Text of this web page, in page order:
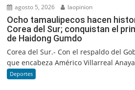
agosto 5, 2026 laopinion
Ocho tamaulipecos hacen
Corea del Sur; conquistan el
de Haidong Gumdo
Corea del Sur.- Con el respaldo del
que encabeza Américo Villarreal
Deportes